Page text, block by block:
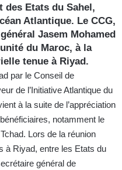
des Etats du Sahel,
Atlantique. Le CCG,
Jasem Mohamed
du Maroc, à la
tenue à Riyad.
par le Conseil de
de l’Initiative Atlantique du
à la suite de l’appréciation
notamment le
Lors de la réunion
à Riyad, entre les Etats du
général de